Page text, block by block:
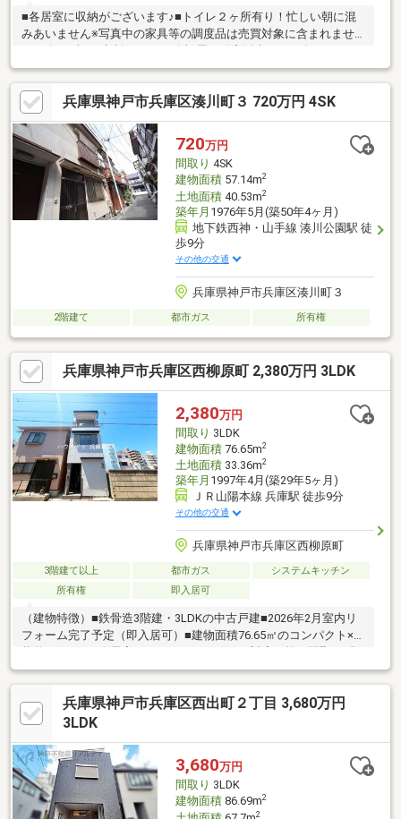
■各居室に収納がございます♪■トイレ２ヶ所有り！忙しい朝に混
みあいません※写真中の家具等の調度品は売買対象に含まれませ
ニーズにもお応えしています。◆ お家さがしの段取りを知りたい
◆ご検討からご契約までの一連の流れをご説明します。初めての
住まい購入のご参考にしてください♪◆ 予算を知りたい◆収入や
家賃から予算やローン金額のシミュレーションをします。物件購
入の際に不安となる諸費用や税金のことにお答えします。
兵庫県神戸市兵庫区湊川町３ 720万円 4SK
720万円
間取り 4SK
建物面積57.14m2
土地面積40.53m2
築年月 1976年5月(築50年4ヶ月)
地下鉄西神・山手線 湊川公園駅 徒
歩9分
その他の交通
兵庫県神戸市兵庫区湊川町３
2階建て 都市ガス 所有権
兵庫県神戸市兵庫区西柳原町 2,380万円 3LDK
2,380万円
間取り 3LDK
建物面積76.65m2
土地面積33.36m2
築年月 1997年4月(築29年5ヶ月)
ＪＲ山陽本線 兵庫駅 徒歩9分
その他の交通
兵庫県神戸市兵庫区西柳原町
3階建て以上 都市ガス
システムキッチン
所有権
即入居可
（建物特徴）■鉄骨造3階建・3LDKの中古戸建■2026年2月室内リ
フォーム完了予定（即入居可）■建物面積76.65㎡のコンパクト×機
存住宅かし保険5年付きで安心の住まい■近隣商業地域につき生活
利便施設充実（立地）■JR山陽本線「兵庫」駅 徒歩8分■神戸高速
東西線「新開地」駅 徒歩10分■神戸高速東西線「大開」駅 徒歩13
分■複数路線利用可能で三宮・大阪方面へもアクセス良好■駅徒歩
べてが揃う都市型住環境
兵庫県神戸市兵庫区西出町２丁目 3,680万円
3LDK
3,680万円
間取り 3LDK
建物面積86.69m2
2